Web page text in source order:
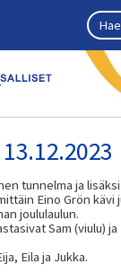
tunnelma ja
Eino Grön kävi
joululaulun.
Sam (viulu)
Eila ja Jukka.